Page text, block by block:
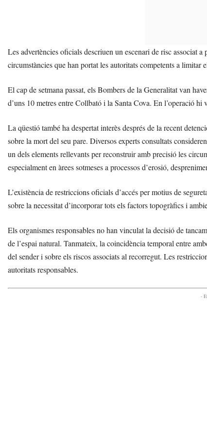
Les advertències oficials descriuen un escenari de risc associat
circumstàncies que han portat les autoritats competents a limitar
El cap de setmana passat, els Bombers de la Generalitat van
d’uns 10 metres entre Collbató i la Santa Cova. En l’operació
La qüestió també ha despertat interès després de la recent
sobre la mort del seu pare. Diversos experts consultats
un dels elements rellevants per reconstruir amb precisió les
especialment en àrees sotmeses a processos d’erosió,
L’existència de restriccions oficials d’accés per motius de
sobre la necessitat d’incorporar tots els factors topogràfics i
Els organismes responsables no han vinculat la decisió de
de l’espai natural. Tanmateix, la coincidència temporal entre
del sender i sobre els riscos associats al recorregut. Les
autoritats responsables.
-